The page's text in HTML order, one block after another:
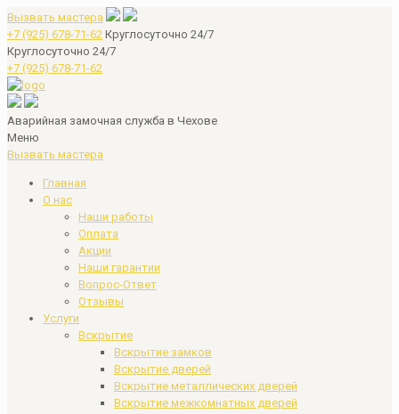
Вызвать мастера
+7 (925) 678-71-62 Круглосуточно 24/7
Круглосуточно 24/7
+7 (925) 678-71-62
Аварийная замочная служба в Чехове
Меню
Вызвать мастера
Главная
О нас
Наши работы
Оплата
Акции
Наши гарантии
Вопрос-Ответ
Отзывы
Услуги
Вскрытие
Вскрытие замков
Вскрытие дверей
Вскрытие металлических дверей
Вскрытие межкомнатных дверей